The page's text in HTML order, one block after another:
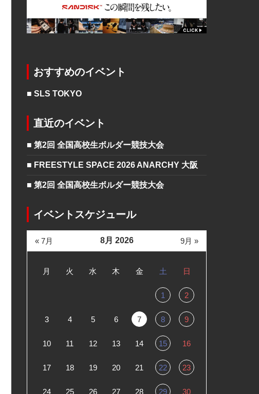
おすすめのイベント
■ SLS TOKYO
直近のイベント
■ 第2回 全国高校生ボルダー競技大会
■ FREESTYLE SPACE 2026 ANARCHY 大阪
■ 第2回 全国高校生ボルダー競技大会
イベントスケジュール
8月 2026
月 火 水 木 金 土 日
1 2
3 4 5 6 7 8 9
10 11 12 13 14 15 16
17 18 19 20 21 22 23
24 25 26 27 28 29 30
« 7月 9月 »